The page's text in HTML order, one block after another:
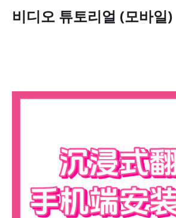
비디오 튜토리얼 (모바일)